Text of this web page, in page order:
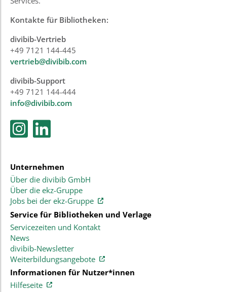
Kontakte für Bibliotheken:
divibib-Vertrieb
+49 7121 144-445
vertrieb@divibib.com
divibib-Support
+49 7121 144-444
info@divibib.com
Unternehmen
Über die divibib GmbH
Über die ekz-Gruppe
Jobs bei der ekz-Gruppe
Service für Bibliotheken und Verlage
Servicezeiten und Kontakt
News
divibib-Newsletter
Weiterbildungsangebote
Informationen für Nutzer*innen
Hilfeseite